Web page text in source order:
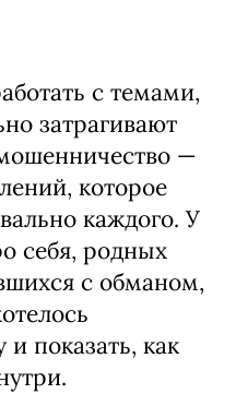
с темами,
затрагивают
—
которое
каждого. У
себя, родных
с обманом,
и показать, как